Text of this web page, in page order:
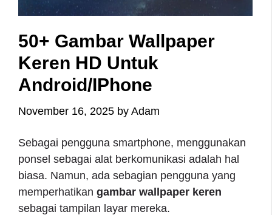
50+ Gambar Wallpaper
Keren HD Untuk
Android/iPhone
November 16, 2025 by Adam
Sebagai pengguna smartphone, menggunakan
ponsel sebagai alat berkomunikasi adalah hal
biasa. Namun, ada sebagian pengguna yang
memperhatikan gambar wallpaper keren
sebagai tampilan layar mereka.